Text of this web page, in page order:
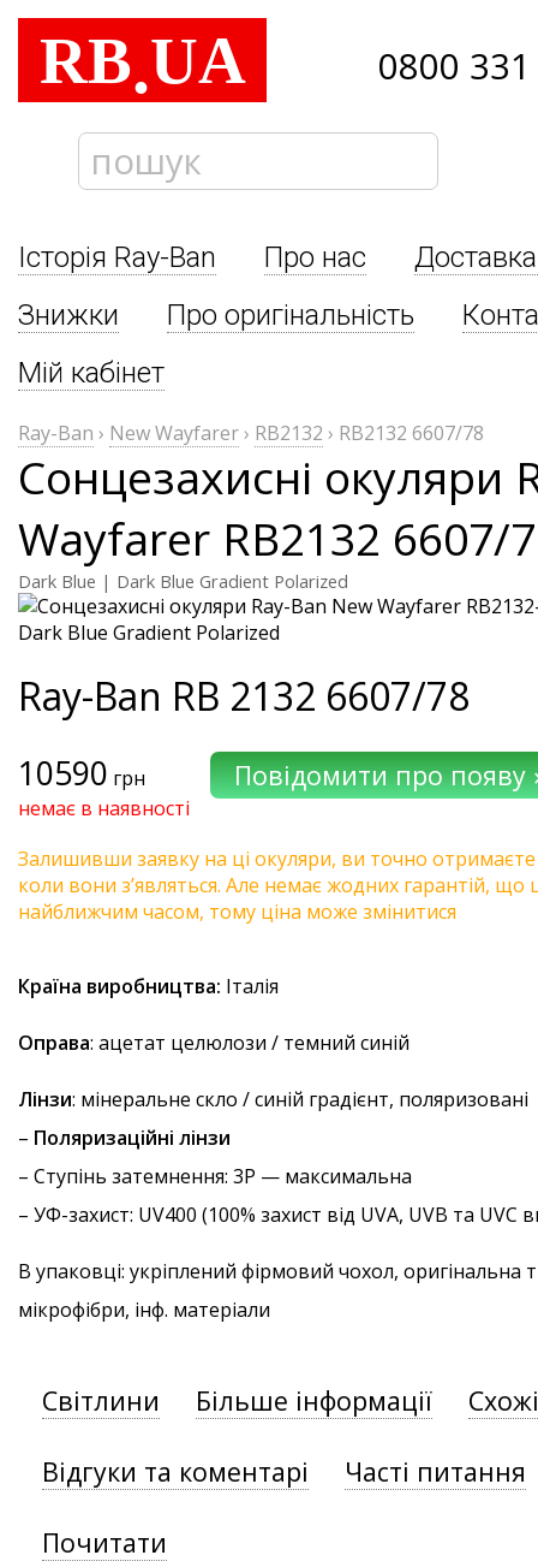
RB.UA 0800
Історія Ray-Ban Про нас
Знижки
Про оригінальність
Мій кабінет
Ray-Ban › New Wayfarer› RB2132 › RB2132 6607/78
Сонцезахисні окуляри
Wayfarer RB2132 6607/
Dark Blue | Dark Blue Gradient Polarized
Ray-Ban RB 2132 6607/78
10590 грн
немає в наявності
Залишивши заявку на ці окуляри, ви точно
коли вони з’являться. Але немає жодних гарантій, що
найближчим часом, тому ціна може змінитися
Країна виробництва: Італія
Оправа: ацетат целюлози / темний синій
Лінзи: мінеральне скло / синій градієнт, поляризовані
– Поляризаційні лінзи
– Ступінь затемнення: 3P — максимальна
– УФ-захист: UV400 (100% захист від UVA, UVB та
В упаковці: укріплений фірмовий чохол, оригінальна
мікрофібри, інф. матеріали
Світлини Більше інформації
Відгуки та коментарі Часті питання
Почитати